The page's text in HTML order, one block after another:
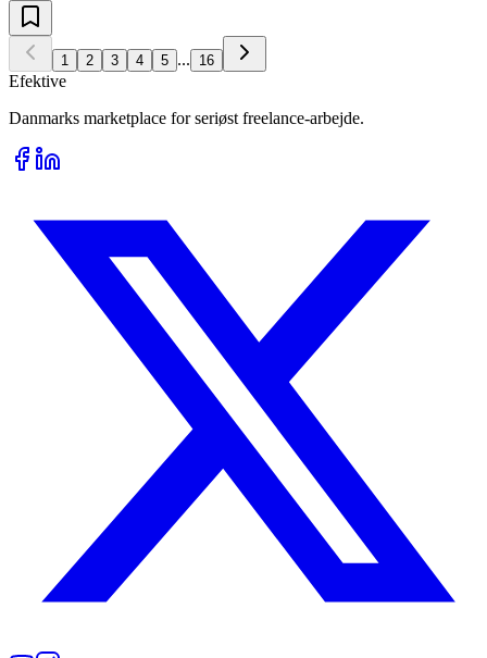
1 2 3 4 5 ... 16
Efektive
Danmarks marketplace for seriøst freelance-arbejde.